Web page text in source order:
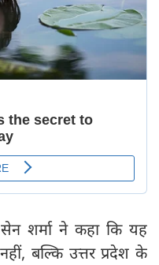
शर्मा ने कहा कि यह
बल्कि उत्तर प्रदेश के